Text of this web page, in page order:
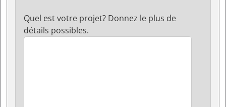
Quel est votre projet? Donnez le plus de
détails possibles.